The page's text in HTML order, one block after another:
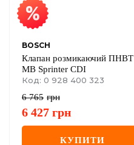
BOSCH
Клапан розмикаючий ПНВТ
MB Sprinter CDI
Код: 0 928 400 323
6 765 грн
6 427 грн
КУПИТИ